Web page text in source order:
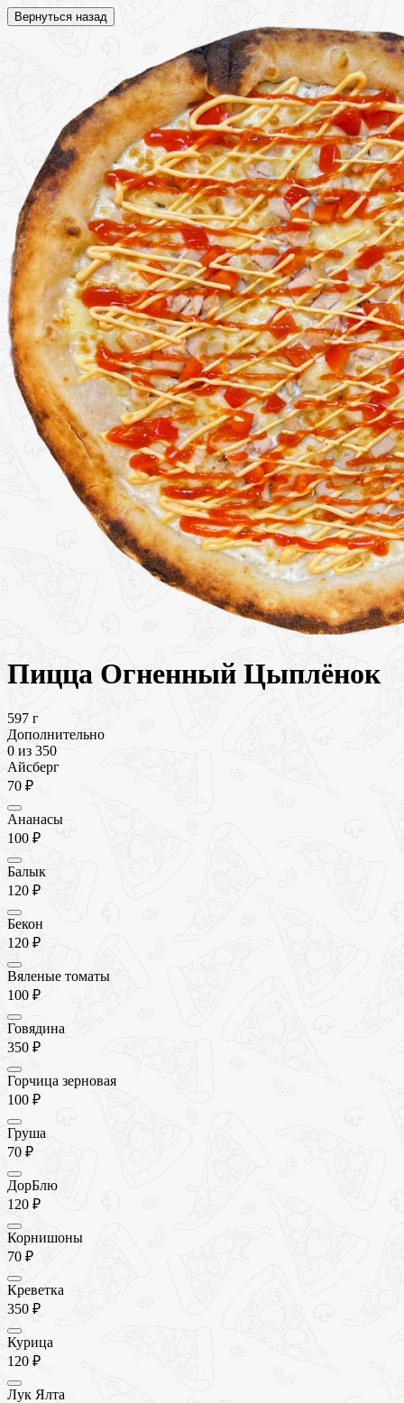
Вернуться назад
Пицца Огненный Цыплёнок
597 г
Дополнительно
0 из 350
Айсберг
70 ₽
Ананасы
100 ₽
Балык
120 ₽
Бекон
120 ₽
Вяленые томаты
100 ₽
Говядина
350 ₽
Горчица зерновая
100 ₽
Груша
70 ₽
ДорБлю
120 ₽
Корнишоны
70 ₽
Креветка
350 ₽
Курица
120 ₽
Лук Ялта